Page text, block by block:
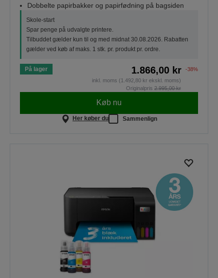
Dobbelte papirbakker og papirfødning på bagsiden
Skole-start
Spar penge på udvalgte printere.
Tilbuddet gælder kun til og med midnat 30.08.2026. Rabatten
gælder ved køb af maks. 1 stk. pr. produkt pr. ordre.
På lager 1.866,00 kr
-38%
inkl. moms (1.492,80 kr ekskl. moms)
Originalpris 2.995,00 kr
Køb nu
Her køber du Sammenlign